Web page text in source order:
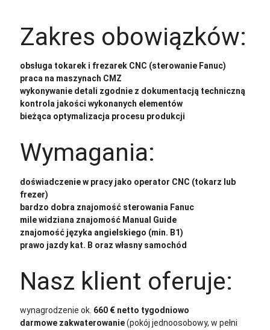
Zakres obowiązków:
obsługa tokarek i frezarek CNC (sterowanie Fanuc)
praca na maszynach CMZ
wykonywanie detali zgodnie z dokumentacją techniczną
kontrola jakości wykonanych elementów
bieżąca optymalizacja procesu produkcji
Wymagania:
doświadczenie w pracy jako operator CNC (tokarz lub
frezer)
bardzo dobra znajomość sterowania Fanuc
mile widziana znajomość Manual Guide
znajomość języka angielskiego (min. B1)
prawo jazdy kat. B oraz własny samochód
Nasz klient oferuje:
wynagrodzenie ok. 660 € netto tygodniowo
darmowe zakwaterowanie(pokój jednoosobowy, w pełni